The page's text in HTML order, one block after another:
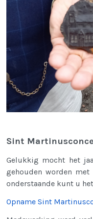
Sint
Gelukkig mocht het
gehouden worden
onderstaande kunt u
Opname Sint